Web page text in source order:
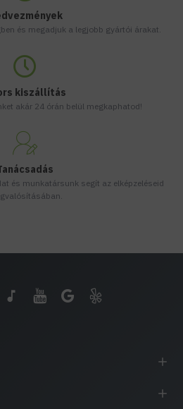
és megadjuk a legjobb gyártói árakat.
kiszállítás
akár 24 órán belül megkaphatod!
és munkatársunk segít az elképzeléseid